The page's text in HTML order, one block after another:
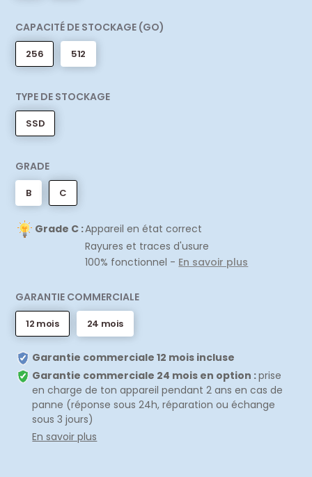
CAPACITÉ DE STOCKAGE (GO)
256 512
TYPE DE STOCKAGE
SSD
GRADE
B C
Grade C :Appareil en état correct
Rayures et traces d'usure
100% fonctionnel - En savoir plus
GARANTIE COMMERCIALE
12 mois 24 mois
Garantie commerciale 12 mois incluse
Garantie commerciale 24 mois en option :prise
en charge de ton appareil pendant 2 ans en cas de
panne (réponse sous 24h, réparation ou échange
sous 3 jours)
En savoir plus